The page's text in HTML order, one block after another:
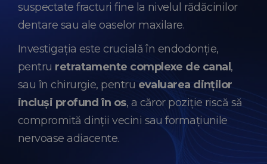
suspectate fracturi fine la nivelul rădăcinilor
dentare sau ale oaselor maxilare.
Investigația este crucială în endodonție,
pentru retratamente complexe de canal ,
sau în chirurgie, pentru evaluarea dinților
incluși profund în os, a căror poziție riscă să
compromită dinții vecini sau formațiunile
nervoase adiacente.